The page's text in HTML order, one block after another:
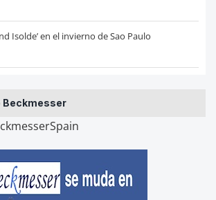
Isolde’ en el invierno de Sao Paulo
Beckmesser